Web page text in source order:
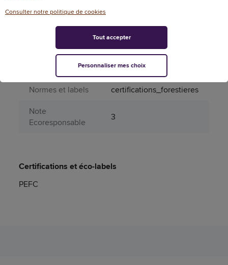
Contenu
Oui
Emploi ressource
Oui
Normes et labels
certifications_forestieres
Note
Ecoresponsable
3
Certifications et éco-labels
PEFC
Consulter notre politique de cookies
Personnaliser mes choix
Tout accepter